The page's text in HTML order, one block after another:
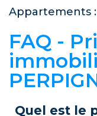
Appartements
FAQ -
Quel est le